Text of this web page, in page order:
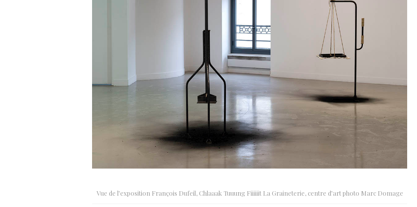
Vue de l’exposition François Dufeil, Chlaaak Tuuung Fiiiiiit La Graineterie, centre d’art photo Marc Domage